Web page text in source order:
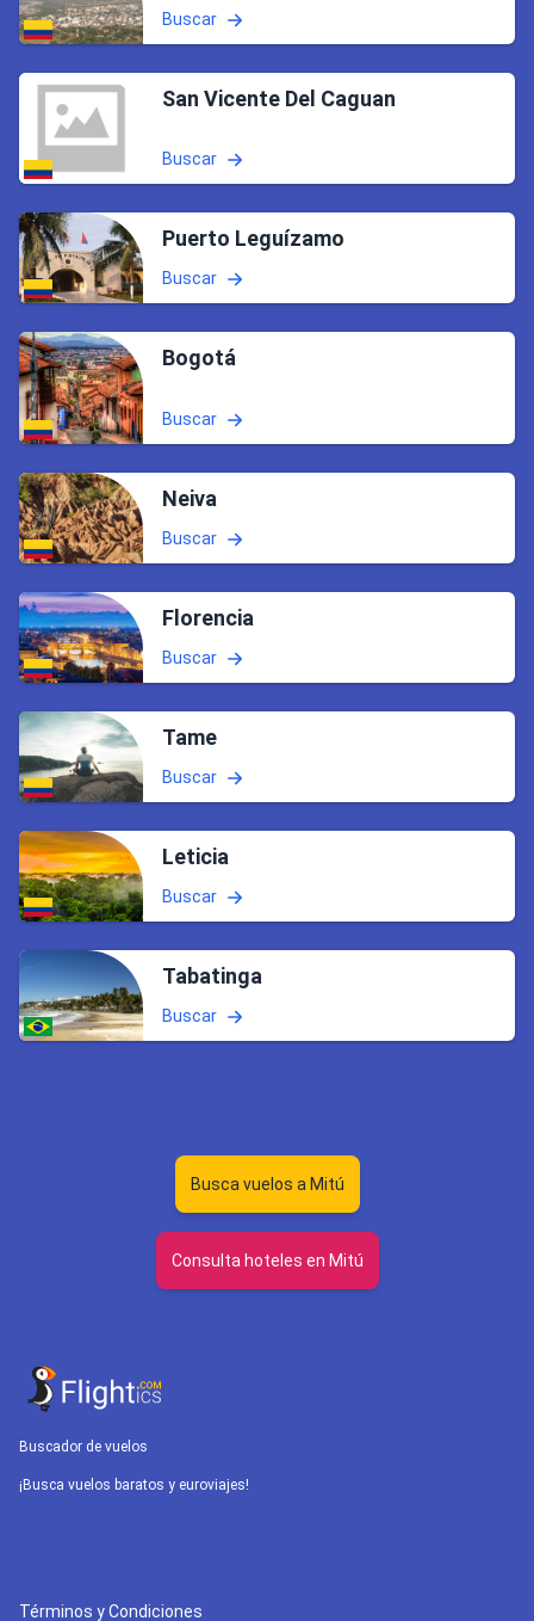
Buscar
San Vicente Del Caguan
Buscar
Puerto Leguízamo
Buscar
Bogotá
Buscar
Neiva
Buscar
Florencia
Buscar
Tame
Buscar
Leticia
Buscar
Tabatinga
Buscar
Busca vuelos a Mitú
Consulta hoteles en Mitú
Buscador de vuelos
¡Busca vuelos baratos y euroviajes!
Términos y Condiciones